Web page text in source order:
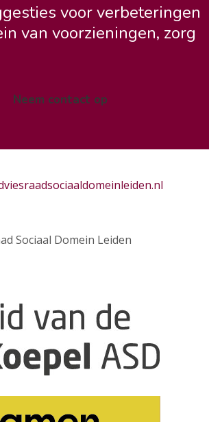
voor verbeteringen
van voorzieningen, zorg
Neem contact op
Sociaal Domein Leiden